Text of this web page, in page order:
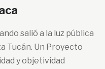
salió a la luz pública
Tucán. Un Proyecto
y objetividad